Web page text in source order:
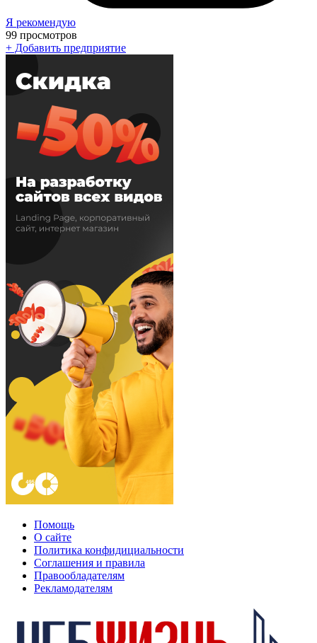
Я рекомендую
99 просмотров
+ Добавить предприятие
Помощь
О сайте
Политика конфидициальности
Соглашения и правила
Правообладателям
Рекламодателям